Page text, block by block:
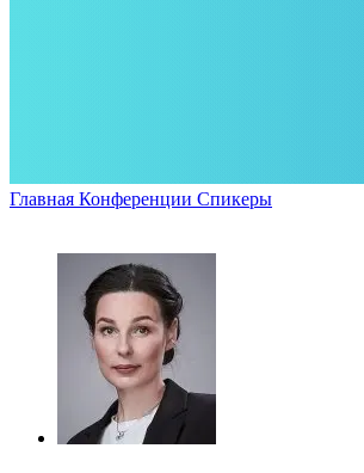
Главная Конференции Спикеры